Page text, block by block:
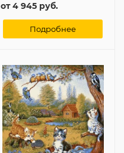
от4 945 руб.
Подробнее